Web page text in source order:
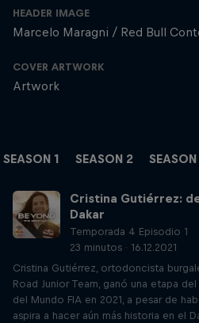
HEADER IMAGE
Marcelo Maragni / Red Bull
COVER ARTWORK
Artwork
SEASON 1 SEASON 2
Cristina Gutiérrez:
Dakar
Temporada 4 Episodio 1
23 minutos · 16.12.2021
Cristina Gutiérrez, ortodoncista
Road Junior Team, ganó una etapa
del Mundo FIA en 2021, a pesar de
aspira a hacer aún más historia en el